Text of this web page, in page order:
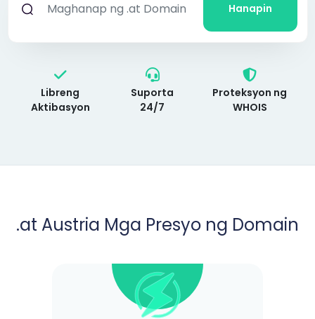
Hanapin
Libreng
Aktibasyon
Suporta
24/7
Proteksyon ng
WHOIS
.at Austria Mga Presyo ng Domain